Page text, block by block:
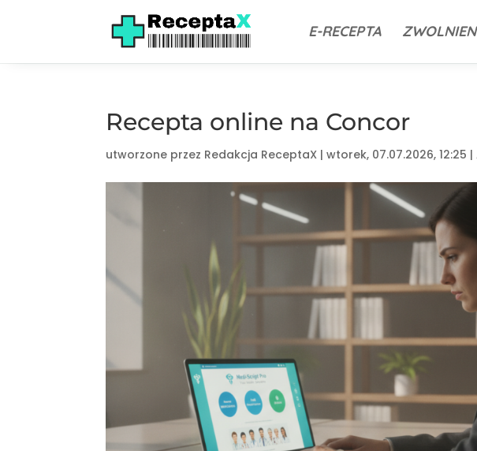
E-RECEPTA
Recepta online na Concor
utworzone przez Redakcja ReceptaX |wtorek, 07.07.2026, 12:25 |